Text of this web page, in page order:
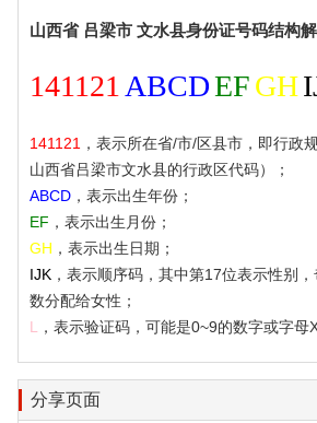
山西省 吕梁市 文水县身份证号码结构解
141121 ABCDEFGH
141121 ，表示所在省/市/区县市，即行政
山西省吕梁市文水县的行政区代码）；
ABCD ，表示出生年份；
EF ，表示出生月份；
GH ，表示出生日期；
IJK ，表示顺序码，其中第17位表示性别
数分配给女性；
L
，表示验证码，可能是0~9的数字或字母X
分享页面